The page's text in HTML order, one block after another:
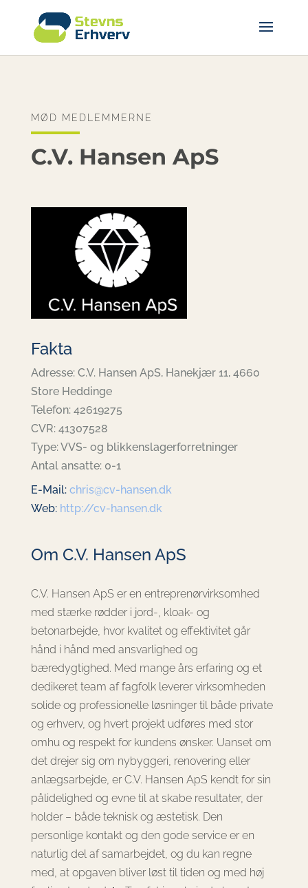
MØD MEDLEMMERNE
C.V. Hansen ApS
Fakta
Adresse: C.V. Hansen ApS, Hanekjær 11, 4660
Store Heddinge
Telefon: 42619275
CVR: 41307528
Type: VVS- og blikkenslagerforretninger
Antal ansatte: 0-1
E-Mail: chris@cv-hansen.dk
Web: http://cv-hansen.dk
Om C.V. Hansen ApS
C.V. Hansen ApS er en entreprenørvirksomhed
med stærke rødder i jord-, kloak- og
betonarbejde, hvor kvalitet og effektivitet går
hånd i hånd med ansvarlighed og
bæredygtighed. Med mange års erfaring og et
dedikeret team af fagfolk leverer virksomheden
solide og professionelle løsninger til både private
og erhverv, og hvert projekt udføres med stor
omhu og respekt for kundens ønsker. Uanset om
det drejer sig om nybyggeri, renovering eller
anlægsarbejde, er C.V. Hansen ApS kendt for sin
pålidelighed og evne til at skabe resultater, der
holder – både teknisk og æstetisk. Den
personlige kontakt og den gode service er en
naturlig del af samarbejdet, og du kan regne
med, at opgaven bliver løst til tiden og med høj